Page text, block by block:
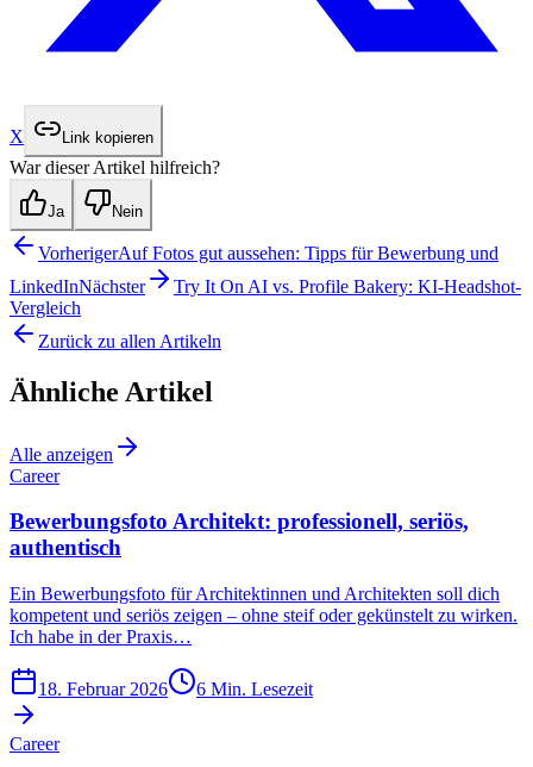
X Link kopieren
War dieser Artikel hilfreich?
Ja Nein
VorherigerAuf Fotos gut aussehen: Tipps für Bewerbung und
LinkedInNächster
Try It On AI vs. Profile Bakery: KI-Headshot-
Vergleich
Zurück zu allen Artikeln
Ähnliche Artikel
Alle anzeigen
Career
Bewerbungsfoto Architekt: professionell, seriös,
authentisch
Ein Bewerbungsfoto für Architektinnen und Architekten soll dich
kompetent und seriös zeigen – ohne steif oder gekünstelt zu wirken.
Ich habe in der Praxis…
18. Februar 2026 6 Min. Lesezeit
Career